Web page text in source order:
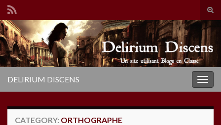
Search for:
DELIRIUM DISCENS
CATEGORY: ORTHOGRAPHE